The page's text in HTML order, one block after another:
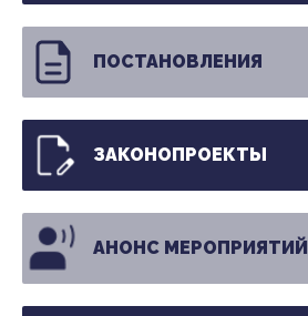
ПОСТАНОВЛЕНИЯ
ЗАКОНОПРОЕКТЫ
АНОНС МЕРОПРИЯТИЙ